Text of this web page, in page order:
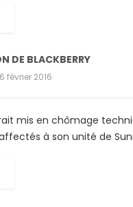
DE BLACKBERRY
6 février 2016
mis en chômage
à son unité de